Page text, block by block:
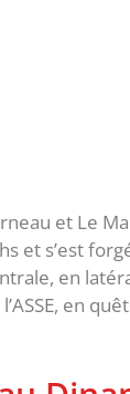
et Le
et s’est
en
en